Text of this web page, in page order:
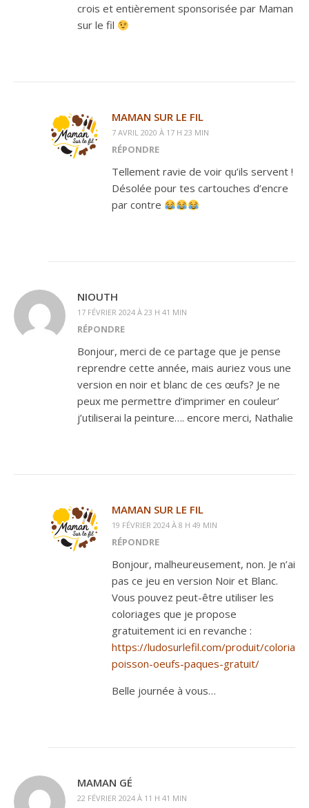
crois et entièrement sponsorisée par Maman
sur le fil
MAMAN SUR LE FIL
7 AVRIL 2020 À 17 H 23 MIN
RÉPONDRE
Tellement ravie de voir qu’ils servent !
Désolée pour tes cartouches d’encre
par contre
NIOUTH
17 FÉVRIER 2024 À 23 H 41 MIN
RÉPONDRE
Bonjour, merci de ce partage que je pense
reprendre cette année, mais auriez vous une
version en noir et blanc de ces œufs? Je ne
peux me permettre d’imprimer en couleur’
j’utiliserai la peinture…. encore merci, Nathalie
MAMAN SUR LE FIL
19 FÉVRIER 2024 À 8 H 49 MIN
RÉPONDRE
Bonjour, malheureusement, non. Je n’ai
pas ce jeu en version Noir et Blanc.
Vous pouvez peut-être utiliser les
coloriages que je propose
gratuitement ici en revanche :
https://ludosurlefil.com/produit/
poisson-oeufs-paques-gratuit/
Belle journée à vous…
MAMAN GÉ
22 FÉVRIER 2024 À 11 H 41 MIN